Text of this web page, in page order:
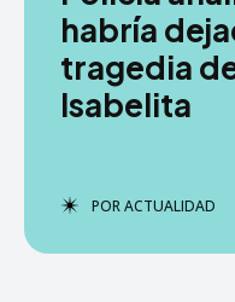
TERMS & CONDITIONS
EchoVerse
TERMS & CONDITIONS
EchoVerse
habría
tragedia
Isabelita
PORACTUALIDAD